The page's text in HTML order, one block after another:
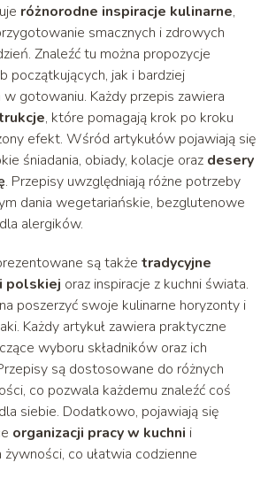
różnorodne inspiracje kulinarne,
smacznych i zdrowych
Znaleźć tu można propozycje
początkujących, jak i bardziej
gotowaniu. Każdy przepis zawiera
, które pomagają krok po kroku
efekt. Wśród artykułów pojawiają się
śniadania, obiady, kolacje oraz desery
. Przepisy uwzględniają różne potrzeby
dania wegetariańskie, bezglutenowe
alergików.
są takżetradycyjne
polskiej oraz inspiracje z kuchni świata.
poszerzyć swoje kulinarne horyzonty i
Każdy artykuł zawiera praktyczne
wyboru składników oraz ich
są dostosowane do różnych
co pozwala każdemu znaleźć coś
siebie. Dodatkowo, pojawiają się
organizacji pracy w kuchni i
co ułatwia codzienne